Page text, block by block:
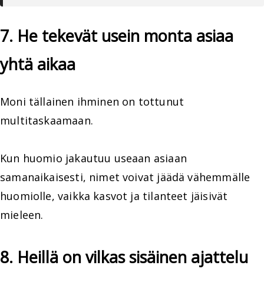
7. He tekevät usein monta asiaa
yhtä aikaa
Moni tällainen ihminen on tottunut
multitaskaamaan.
Kun huomio jakautuu useaan asiaan
samanaikaisesti, nimet voivat jäädä vähemmälle
huomiolle, vaikka kasvot ja tilanteet jäisivät
mieleen.
8. Heillä on vilkas sisäinen ajattelu